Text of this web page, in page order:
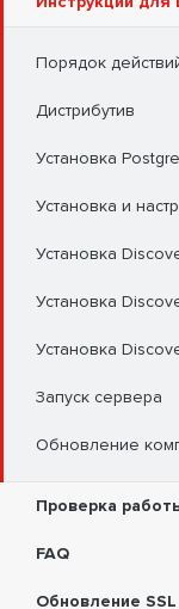
Порядок
Дистрибутив
Установка
Установка и
Установка
Установка
Установка
Запуск сервера
Обновление
Проверка
FAQ
Обновление